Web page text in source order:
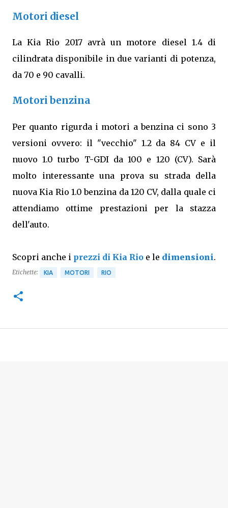
Motori diesel
La Kia Rio 2017 avrà un motore diesel 1.4 di
cilindrata disponibile in due varianti di potenza,
da 70 e 90 cavalli.
Motori benzina
Per quanto rigurda i motori a benzina ci sono 3
versioni ovvero: il "vecchio" 1.2 da 84 CV e il
nuovo 1.0 turbo T-GDI da 100 e 120 (CV). Sarà
molto interessante una prova su strada della
nuova Kia Rio 1.0 benzina da 120 CV, dalla quale ci
attendiamo ottime prestazioni per la stazza
dell'auto.
Scopri anche i prezzi di Kia Rio e le dimensioni.
Etichette: KIA MOTORI RIO